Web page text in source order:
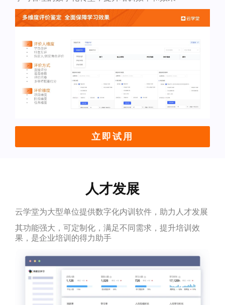
立即试用
人才发展
云学堂为大型单位提供数字化内训软件，助力人才发展
其功能强大，可定制化，满足不同需求，提升培训效
果，是企业培训的得力助手